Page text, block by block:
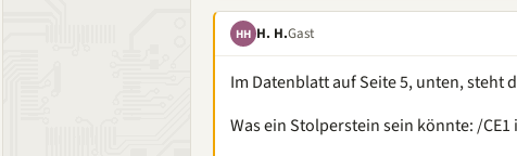
HH H. H.Gast
Im Datenblatt auf Seite 5, unten, steht
Was ein Stolperstein sein könnte: /